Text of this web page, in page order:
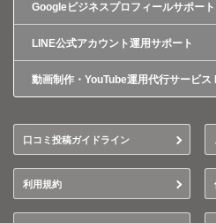
Googleビジネスプロフィールサポート
LINE公式アカウント運用サポート
動画制作・YouTube運用代行サービス
口コミ投稿ガイドライン
利用規約